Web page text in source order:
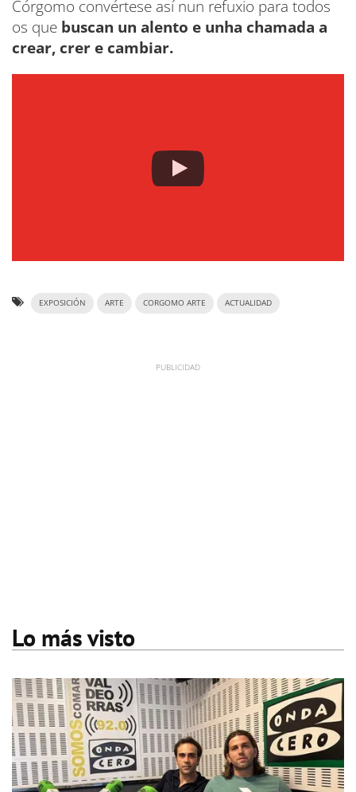
Córgomo convértese así nun refuxio para todos
os que buscan un alento e unha chamada a
crear, crer e cambiar.
EXPOSICIÓN ARTE CORGOMO ARTE ACTUALIDAD
Lo más visto